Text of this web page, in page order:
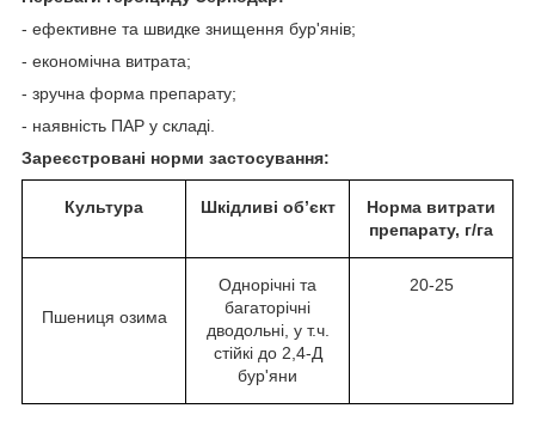
- ефективне та швидке знищення бур'янів;
- економічна витрата;
- зручна форма препарату;
- наявність ПАР у складі.
Зареєстровані норми застосування:
Культура Шкідливі об’єкт
Норма витрати
препарату, г/га
Пшениця озима
Однорічні та
багаторічні
дводольні, у т.ч.
стійкі до 2,4-Д
бур'яни
20-25